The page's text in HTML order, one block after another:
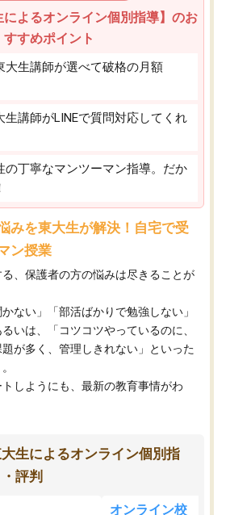
によるオンライン個別指導】のお
すすめポイント
大生講師が選べて破格の月額
生講師がLINEで質問対応してくれ
の丁寧なマンツーマン指導。だか
みを東大生が解決！自宅で受
ン授業
、保護者の方の悩みは尽きることが
かない」「部活ばかりで勉強しない」
るいは、「コツコツやっているのに、
が多く、管理しきれない」といった
しようにも、最新の教育事情がわ
大生によるオンライン個別指
評判
オンライン校